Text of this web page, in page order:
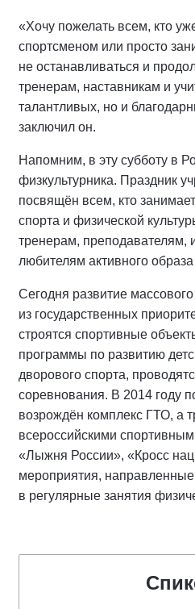
«Хочу пожелать всем, кто
спортсменом или просто
не останавливаться и
тренерам, наставникам и
талантливых, но и
заключил он.
Напомним, в эту субботу в
физкультурника. Праздник
посвящён всем, кто
спорта и физической
тренерам, преподавателям,
любителям активного
Сегодня развитие
из государственных
строятся спортивные
программы по развитию
дворового спорта,
соревнования. В 2014 году
возрождён комплекс ГТО, а
всероссийскими
«Лыжня России», «Кросс
мероприятия,
в регулярные занятия